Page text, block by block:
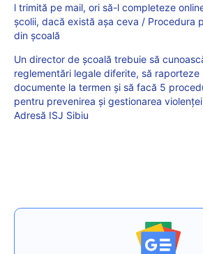
l trimită pe mail, ori să-l completeze
școlii, dacă există așa ceva / Procedura
din școală
Un director de școală trebuie să
reglementări legale diferite, să
documente la termen și să facă 5
pentru prevenirea și gestionarea
Adresă ISJ Sibiu